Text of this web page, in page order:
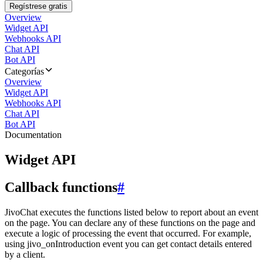
Regístrese gratis
Overview
Widget API
Webhooks API
Chat API
Bot API
Categorías
Overview
Widget API
Webhooks API
Chat API
Bot API
Documentation
Widget API
Callback functions#
JivoChat executes the functions listed below to report about an event
on the page. You can declare any of these functions on the page and
execute a logic of processing the event that occurred. For example,
using jivo_onIntroduction event you can get contact details entered
by a client.